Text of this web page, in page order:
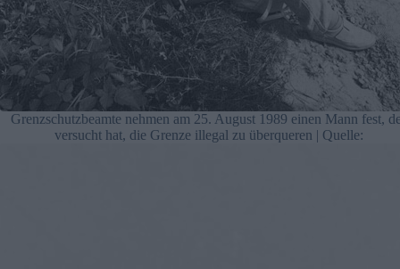
Grenzschutzbeamte nehmen am 25. August 1989 einen Mann fest,
versucht hat, die Grenze illegal zu überqueren | Quelle: